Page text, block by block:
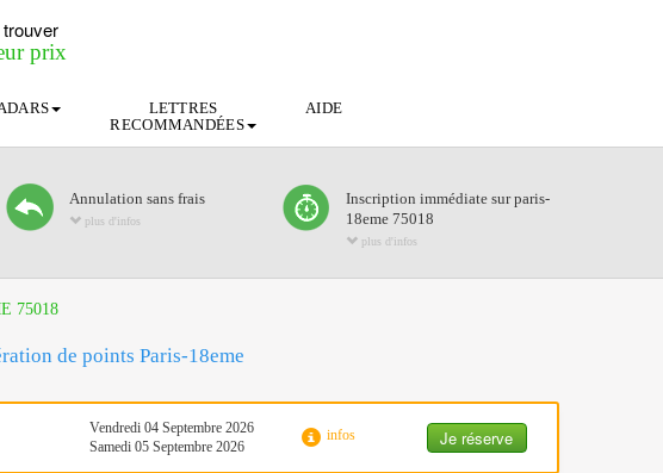
prix
LETTRES
RECOMMANDÉES
AIDE
Annulation sans frais
plus d'infos
Inscription immédiate sur paris-
18eme 75018
plus d'infos
75018
de points Paris-18eme
Je réserve
Vendredi 04 Septembre 2026
Samedi 05 Septembre 2026
infos